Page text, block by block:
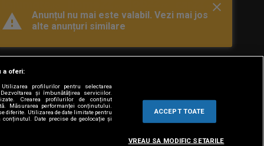
Anunțul nu mai este valabil. Vezi mai jos
alte anunțuri similare
a oferi:
profilurilor pentru selectarea
și îmbunătățirea serviciilor.
Crearea profilurilor de conținut
Măsurarea performanței conținutului.
diferite. Utilizarea de date limitate pentru
Date precise de geolocație și
ACCEPT TOATE
VREAU SA MODIFIC SETARILE